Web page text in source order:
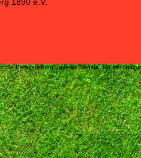
1890 e.V.
die Bereitstellung unserer Dienste. Mit der